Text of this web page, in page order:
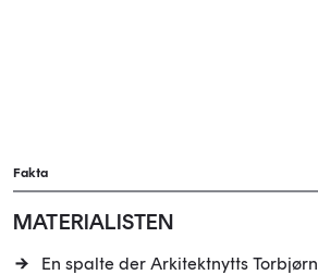
Fakta
MATERIALISTEN
En spalte der Arkitektnytts